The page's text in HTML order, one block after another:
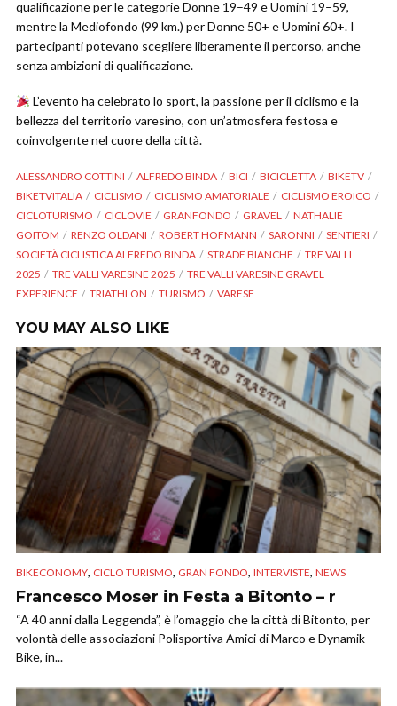
qualificazione per le categorie Donne 19–49 e Uomini 19–59,
mentre la Mediofondo (99 km.) per Donne 50+ e Uomini 60+. I
partecipanti potevano scegliere liberamente il percorso, anche
senza ambizioni di qualificazione.
L’evento ha celebrato lo sport, la passione per il ciclismo e la
bellezza del territorio varesino, con un’atmosfera festosa e
coinvolgente nel cuore della città.
ALESSANDRO COTTINI ALFREDO BINDA BICI BICICLETTA
BIKETV
BIKETVITALIA
CICLISMO CICLISMO AMATORIALE
CICLISMO EROICO
CICLOTURISMO
CICLOVIE GRANFONDO GRAVEL
NATHALIE
GOITOM
RENZO OLDANI ROBERT HOFMANN SARONNI
SENTIERI
SOCIETÀ CICLISTICA ALFREDO BINDA
STRADE BIANCHE
TRE VALLI
2025
TRE VALLI VARESINE 2025
TRE VALLI VARESINE GRAVEL
EXPERIENCE
TRIATHLON TURISMO VARESE
YOU MAY ALSO LIKE
BIKECONOMY, CICLO TURISMO, GRAN FONDO, INTERVISTE, NEWS
Francesco Moser in Festa a Bitonto – r
“A 40 anni dalla Leggenda”, è l’omaggio che la città di Bitonto, per
volontà delle associazioni Polisportiva Amici di Marco e Dynamik
Bike, in...